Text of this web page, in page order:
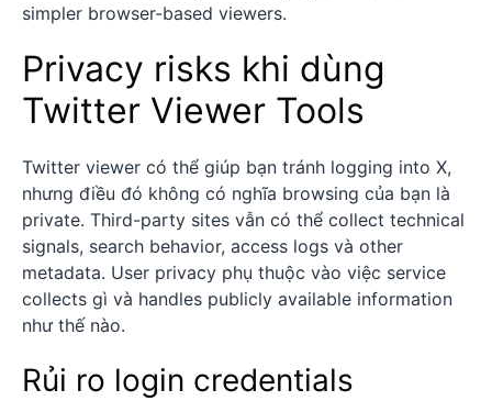
simpler browser-based viewers.
Privacy risks khi dùng
Twitter Viewer Tools
Twitter viewer có thể giúp bạn tránh logging into X,
nhưng điều đó không có nghĩa browsing của bạn là
private. Third-party sites vẫn có thể collect technical
signals, search behavior, access logs và other
metadata. User privacy phụ thuộc vào việc service
collects gì và handles publicly available information
như thế nào.
Rủi ro login credentials